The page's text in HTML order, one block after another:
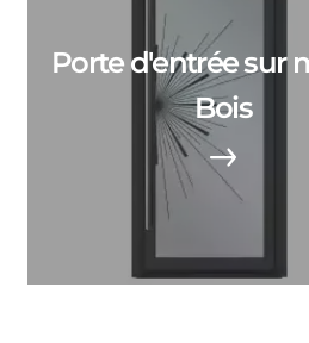
Porte d'entrée sur
Bois
ACIER